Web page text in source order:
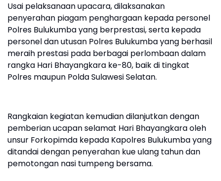
Usai pelaksanaan upacara, dilaksanakan
penyerahan piagam penghargaan kepada personel
Polres Bulukumba yang berprestasi, serta kepada
personel dan utusan Polres Bulukumba yang berhasil
meraih prestasi pada berbagai perlombaan dalam
rangka Hari Bhayangkara ke-80, baik di tingkat
Polres maupun Polda Sulawesi Selatan.
Rangkaian kegiatan kemudian dilanjutkan dengan
pemberian ucapan selamat Hari Bhayangkara oleh
unsur Forkopimda kepada Kapolres Bulukumba yang
ditandai dengan penyerahan kue ulang tahun dan
pemotongan nasi tumpeng bersama.